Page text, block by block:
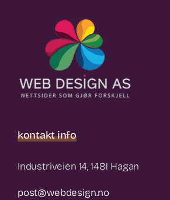
kontakt info
Industriveien 14, 1481 Hagan
post@webdesign.no